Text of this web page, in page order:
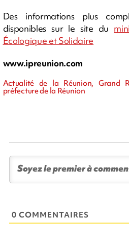
Des informations plus
disponibles sur le site du
Écologique et Solidaire
www.ipreunion.com
Actualité de la Réunion, Grand
préfecture de la Réunion
0 COMMENTAIRES